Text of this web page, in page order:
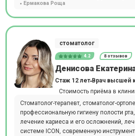
Ермакова Роща
стоматолог
4.2 8 отзывов
Денисова
Стаж 12 лет Врач высшей
Стоимость приёма в
Стоматолог-терапевт, стоматолог-
профессиональную гигиену полости
лечение кариеса и его осложнений,
системе ICON, современную